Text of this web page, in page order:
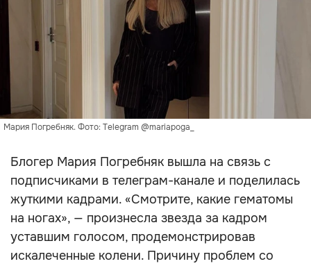
Мария Погребняк. Фото: Telegram @mariapoga_
Блогер Мария Погребняк вышла на связь с
подписчиками в телеграм-канале и поделилась
жуткими кадрами. «Смотрите, какие гематомы
на ногах», — произнесла звезда за кадром
уставшим голосом, продемонстрировав
искалеченные колени. Причину проблем со